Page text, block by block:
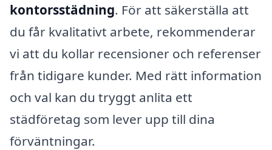
kontorsstädning. För att säkerställa att
du får kvalitativt arbete, rekommenderar
vi att du kollar recensioner och referenser
från tidigare kunder. Med rätt information
och val kan du tryggt anlita ett
städföretag som lever upp till dina
förväntningar.